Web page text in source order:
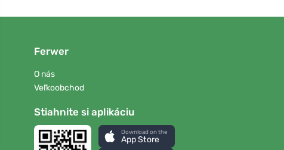
Ferwer
O nás
Veľkoobchod
Stiahnite si aplikáciu
Download on the
App Store